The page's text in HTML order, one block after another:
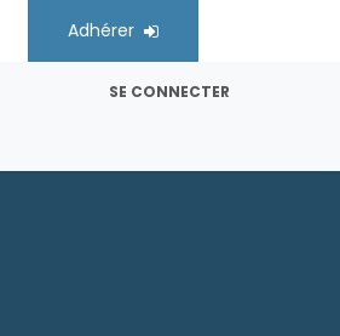
Adhérer
SE CONNECTER